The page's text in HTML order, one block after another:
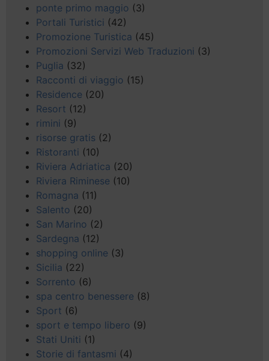
ponte primo maggio (3)
Portali Turistici (42)
Promozione Turistica (45)
Promozioni Servizi Web Traduzioni (3)
Puglia (32)
Racconti di viaggio (15)
Residence (20)
Resort (12)
rimini (9)
risorse gratis (2)
Ristoranti (10)
Riviera Adriatica (20)
Riviera Riminese (10)
Romagna (11)
Salento (20)
San Marino (2)
Sardegna (12)
shopping online (3)
Sicilia (22)
Sorrento (6)
spa centro benessere (8)
Sport (6)
sport e tempo libero (9)
Stati Uniti (1)
Storie di fantasmi (4)